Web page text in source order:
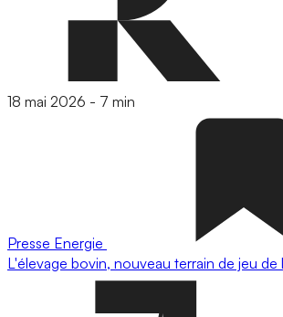
18 mai 2026 - 7 min
Presse Energie
L'élevage bovin, nouveau terrain de jeu de